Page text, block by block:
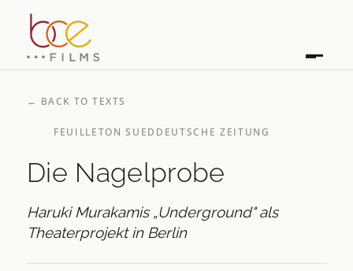
← BACK TO TEXTS
FEUILLETON SUEDDEUTSCHE ZEITUNG
Die Nagelprobe
Haruki Murakamis „Underground" als
Theaterprojekt in Berlin